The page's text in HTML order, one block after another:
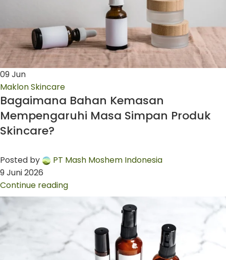
09Jun
Maklon Skincare
Bagaimana Bahan Kemasan
Mempengaruhi Masa Simpan Produk
Skincare?
Posted by
PT Mash Moshem Indonesia
9 Juni 2026
Continue reading